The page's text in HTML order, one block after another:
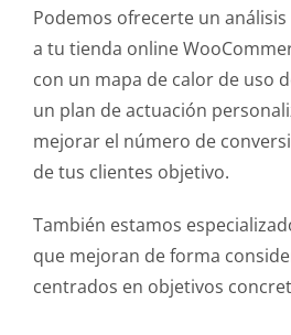
Podemos ofrecerte un
a tu tienda online
con un mapa de calor de uso
un plan de actuación
mejorar el número de
de tus clientes objetivo.
También estamos
que mejoran de forma
centrados en objetivos